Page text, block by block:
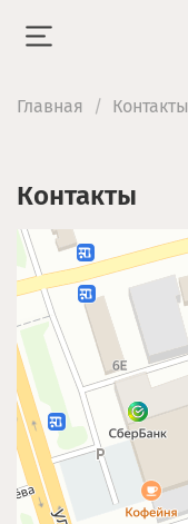
Главная Контакты
Контакты